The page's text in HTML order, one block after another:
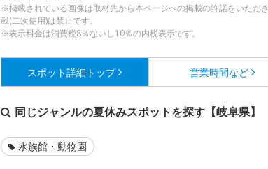
※掲載されている画像は取材先から本ページへの掲載の許諾をいただ
載(二次使用)は禁止です。
※表示料金は消費税8％ないし10％の内税表示です。
スポット詳細 トップ 営業時間など
同じジャンルの夏休みスポットを探す【岐阜県】
水族館・動物園